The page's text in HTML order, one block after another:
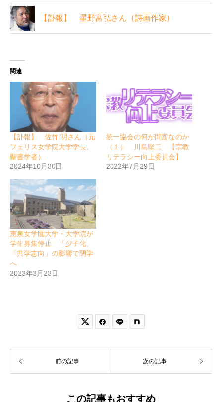
【訃報】 星野富弘さん（詩画作家）
関連
【訃報】 佐竹 明さん（元
フェリス女学院大学学長、
聖書学者）
2024年10月30日
統一協会の何が問題なのか
（１） 川島堅二 【宗教
リテラシー向上委員会】
2022年7月29日
恵泉女学園大学・大学院が
学生募集停止 「少子化」
「共学志向」の影響で閉学
へ
2023年3月23日
 
前の記事 次の記事
この記事もおすすめ